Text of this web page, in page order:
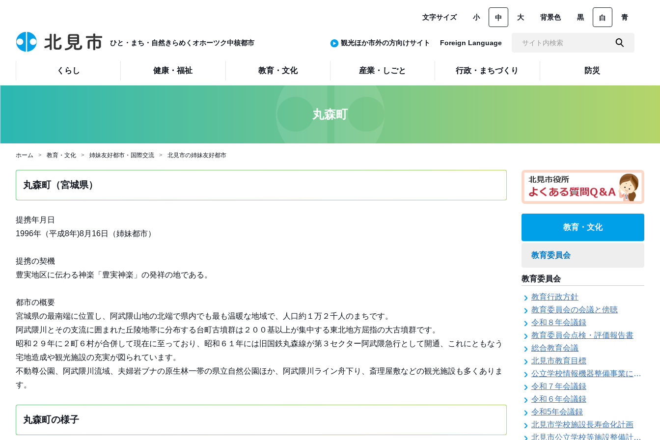
ひと・まち・自然きらめくオホーツク中核都市
くらし 健康・福祉 教育・文化 産業・しごと 行政・まちづくり 防災
文字サイズ 小 中 大 背景色 黒 白 青
観光ほか市外の方向けサイト Foreign Language
丸森町
ホーム 教育・文化 姉妹友好都市・国際交流 北見市の姉妹友好都市
丸森町（宮城県）
提携年月日
1996年（平成8年)8月16日（姉妹都市）
提携の契機
豊実地区に伝わる神楽「豊実神楽」の発祥の地である。
都市の概要
宮城県の最南端に位置し、阿武隈山地の北端で県内でも最も温暖な地域で、人口約１万２千人のまちです。
阿武隈川とその支流に囲まれた丘陵地帯に分布する台町古墳群は２００基以上が集中する東北地方屈指の大古墳群です。
昭和２９年に２町６村が合併して現在に至っており、昭和６１年には旧国鉄丸森線が第３セクター阿武隈急行として開通、これにともなう
宅地造成や観光施設の充実が図られています。
不動尊公園、阿武隈川流域、夫婦岩ブナの原生林一帯の県立自然公園ほか、阿武隈川ライン舟下り、斎理屋敷などの観光施設も多くありま
す。
丸森町の様子
教育・文化
教育委員会
教育委員会
教育行政方針
教育委員会の会議と傍聴
令和８年会議録
教育委員会点検・評価報告書
総合教育会議
北見市教育目標
公立学校情報機器整備事業に係る各種計画の策定
令和７年会議録
令和６年会議録
令和5年会議録
北見市学校施設長寿命化計画
北見市公立学校等施設整備計画のお知らせ